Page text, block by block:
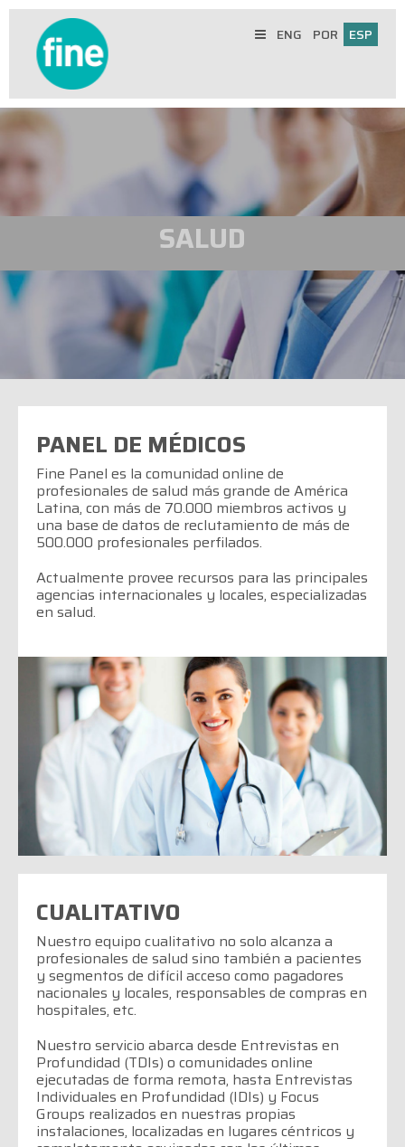
ENG POR ESP
SALUD
PANEL DE MÉDICOS
Fine Panel es la comunidad online de
profesionales de salud más grande de América
Latina, con más de 70.000 miembros activos y
una base de datos de reclutamiento de más de
500.000 profesionales perfilados.
Actualmente provee recursos para las principales
agencias internacionales y locales, especializadas
en salud.
CUALITATIVO
Nuestro equipo cualitativo no solo alcanza a
profesionales de salud sino también a pacientes
y segmentos de difícil acceso como pagadores
nacionales y locales, responsables de compras en
hospitales, etc.
Nuestro servicio abarca desde Entrevistas en
Profundidad (TDIs) o comunidades online
ejecutadas de forma remota, hasta Entrevistas
Individuales en Profundidad (IDIs) y Focus
Groups realizados en nuestras propias
instalaciones, localizadas en lugares céntricos y